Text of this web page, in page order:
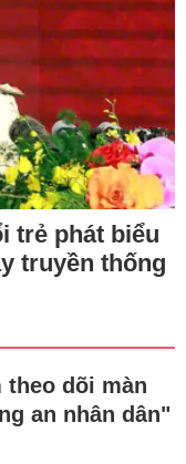
trẻ phát biểu
truyền thống
dõi màn
an nhân dân"